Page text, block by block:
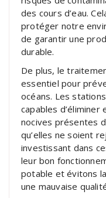
des cours d’eau.
protéger notre
de garantir une
durable.
De plus, le
essentiel pour
océans. Les
capables
nocives présentes
qu’elles ne soient
investissant dans
leur bon
potable et évitons
une mauvaise